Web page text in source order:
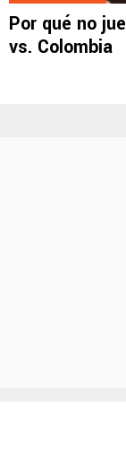
Por qué no
vs. Colombia